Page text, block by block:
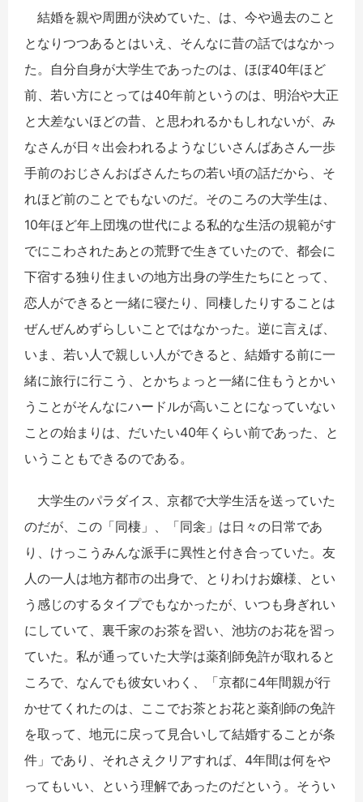
結婚を親や周囲が決めていた、は、今や過去のこと
となりつつあるとはいえ、そんなに昔の話ではなかっ
た。自分自身が大学生であったのは、ほぼ40年ほど
前、若い方にとっては40年前というのは、明治や大正
と大差ないほどの昔、と思われるかもしれないが、み
なさんが日々出会われるようなじいさんばあさん一歩
手前のおじさんおばさんたちの若い頃の話だから、そ
れほど前のことでもないのだ。そのころの大学生は、
10年ほど年上団塊の世代による私的な生活の規範がす
でにこわされたあとの荒野で生きていたので、都会に
下宿する独り住まいの地方出身の学生たちにとって、
恋人ができると一緒に寝たり、同棲したりすることは
ぜんぜんめずらしいことではなかった。逆に言えば、
いま、若い人で親しい人ができると、結婚する前に一
緒に旅行に行こう、とかちょっと一緒に住もうとかい
うことがそんなにハードルが高いことになっていない
ことの始まりは、だいたい40年くらい前であった、と
いうこともできるのである。
大学生のパラダイス、京都で大学生活を送っていた
のだが、この「同棲」、「同衾」は日々の日常であ
り、けっこうみんな派手に異性と付き合っていた。友
人の一人は地方都市の出身で、とりわけお嬢様、とい
う感じのするタイプでもなかったが、いつも身ぎれい
にしていて、裏千家のお茶を習い、池坊のお花を習っ
ていた。私が通っていた大学は薬剤師免許が取れると
ころで、なんでも彼女いわく、「京都に4年間親が行
かせてくれたのは、ここでお茶とお花と薬剤師の免許
を取って、地元に戻って見合いして結婚することが条
件」であり、それさえクリアすれば、4年間は何をや
ってもいい、という理解であったのだという。そうい